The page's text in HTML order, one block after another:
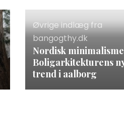
Øvrige indlæg fra
bangogthy.dk
Nordisk
Boligarkitekturens
trend i aalborg